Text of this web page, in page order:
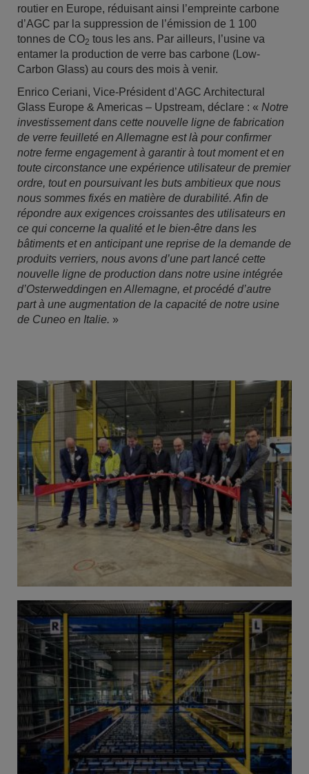
routier en Europe, réduisant ainsi l’empreinte carbone
d’AGC par la suppression de l’émission de 1 100
tonnes de CO2 tous les ans. Par ailleurs, l’usine va
entamer la production de verre bas carbone (Low-
Carbon Glass) au cours des mois à venir.
Enrico Ceriani, Vice-Président d’AGC Architectural
Glass Europe & Americas – Upstream, déclare : « Notre
investissement dans cette nouvelle ligne de fabrication
de verre feuilleté en Allemagne est là pour confirmer
notre ferme engagement à garantir à tout moment et en
toute circonstance une expérience utilisateur de premier
ordre, tout en poursuivant les buts ambitieux que nous
nous sommes fixés en matière de durabilité. Afin de
répondre aux exigences croissantes des utilisateurs en
ce qui concerne la qualité et le bien-être dans les
bâtiments et en anticipant une reprise de la demande de
produits verriers, nous avons d’une part lancé cette
nouvelle ligne de production dans notre usine intégrée
d’Osterweddingen en Allemagne, et procédé d’autre
part à une augmentation de la capacité de notre usine
de Cuneo en Italie. »